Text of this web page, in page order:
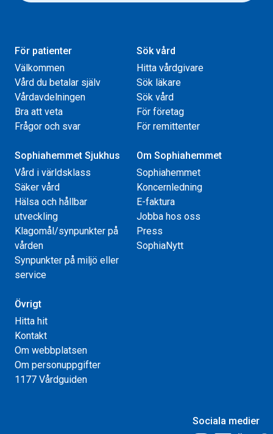
För patienter
Välkommen
Vård du betalar själv
Vårdavdelningen
Bra att veta
Frågor och svar
Sök vård
Hitta vårdgivare
Sök läkare
Sök vård
För företag
För remittenter
Sophiahemmet Sjukhus
Vård i världsklass
Säker vård
Hälsa och hållbar
utveckling
Klagomål/synpunkter på
vården
Synpunkter på miljö eller
service
Om Sophiahemmet
Sophiahemmet
Koncernledning
E-faktura
Jobba hos oss
Press
SophiaNytt
Övrigt
Hitta hit
Kontakt
Om webbplatsen
Om personuppgifter
1177 Vårdguiden
Sociala medier